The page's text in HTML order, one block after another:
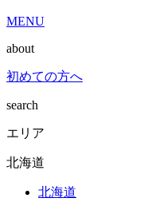
MENU
about
初めての方へ
search
エリア
北海道
北海道